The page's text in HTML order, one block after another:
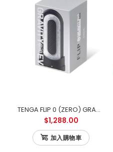
TENGA FLIP 0 (ZERO) GRAVITY ELECTRONIC VIBRATION BLACK 零重力黑色電動版
$1,288.00
加入購物車